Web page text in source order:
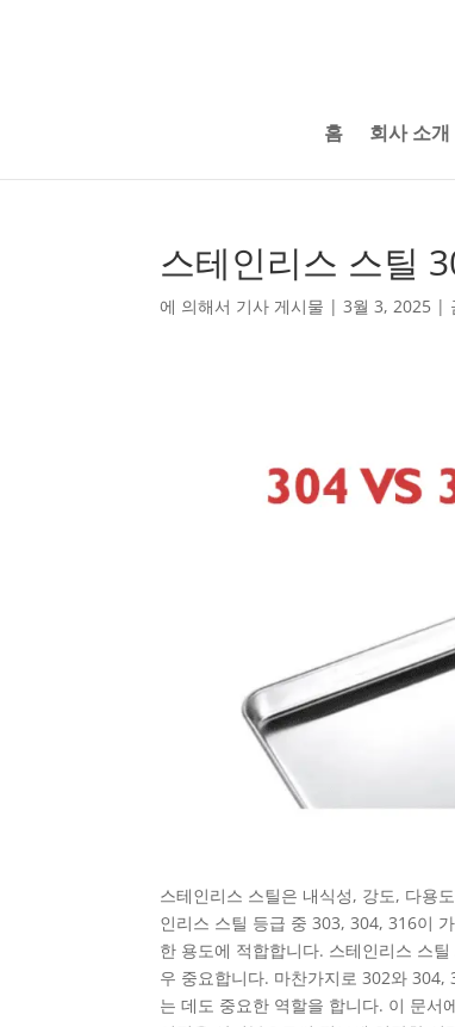
홈 회사 소개
스테인리스 스틸
에 의해서 기사 게시물 |3월 3, 2025 |
스테인리스 스틸은 내식성, 강도, 다용
인리스 스틸 등급 중 303, 304, 316이
한 용도에 적합합니다. 스테인리스 스
우 중요합니다. 마찬가지로 302와
는 데도 중요한 역할을 합니다. 이 문서